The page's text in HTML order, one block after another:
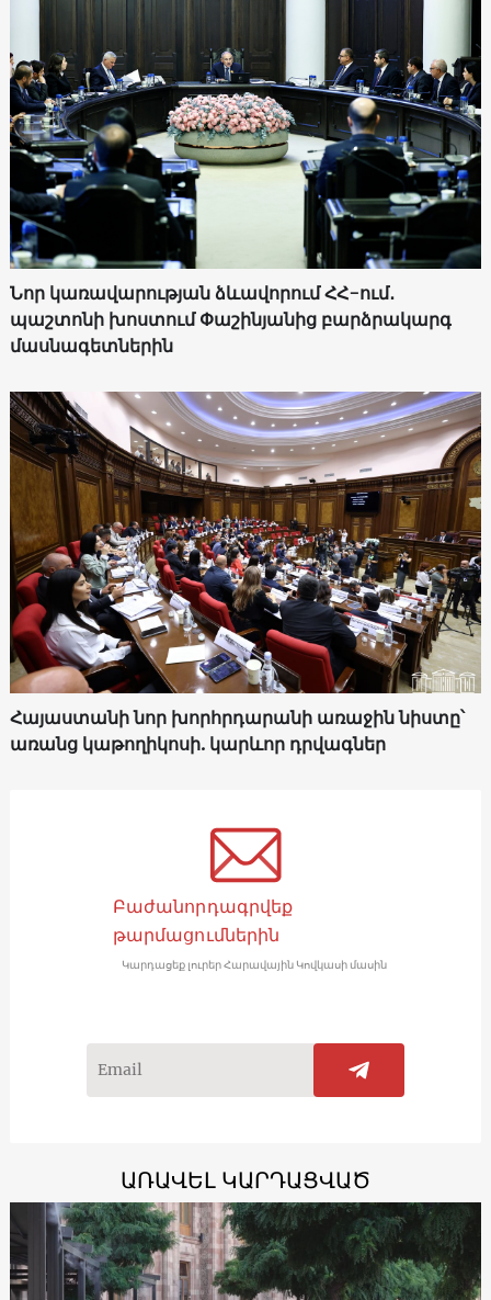
Նոր կառավարության ձևավորում ՀՀ-ում․
պաշտոնի խոստում Փաշինյանից բարձրակարգ
մասնագետներին
Հայաստանի նոր խորհրդարանի առաջին նիստը՝
առանց կաթողիկոսի. կարևոր դրվագներ
Բաժանորդագրվեք
թարմացումներին
Կարդացեք լուրեր Հարավային Կովկասի մասին
ԱՌԱՎԵԼ ԿԱՐԴԱՑՎԱԾ